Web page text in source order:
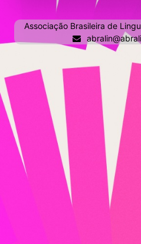
Associação Brasileira de